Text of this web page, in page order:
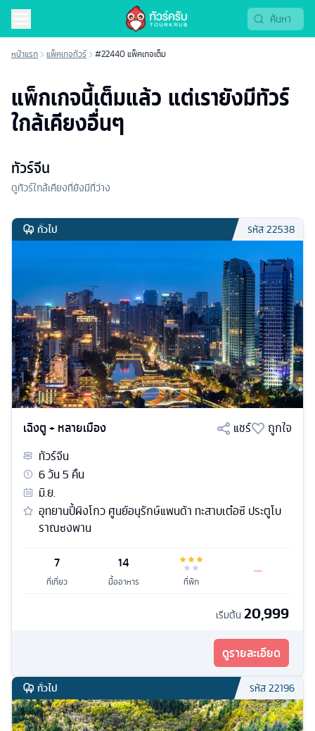
หน้าแรก แพ็คเกจทัวร์ #22440 แพ็คเกจเต็ม
แพ็กเกจนี้เต็มแล้ว แต่เรายังมีทัวร์
ใกล้เคียงอื่นๆ
ทัวร์จีน
ดูทัวร์ใกล้เคียงที่ยังมีที่ว่าง
ทั่วไป รหัส22538
เฉิงตู + หลายเมือง แชร์
ถูกใจ
ทัวร์จีน
6วัน5 คืน
มิ.ย.
อุทยานปี้ผิงโกว ศูนย์อนุรักษ์แพนด้า ทะสาบเต๋อซี ประตูโบ
ราณซงพาน
7
ที่เที่ยว
14
มื้ออาหาร ที่พัก
เริ่มต้น 20,999
ดูรายละเอียด
ทั่วไป รหัส22196